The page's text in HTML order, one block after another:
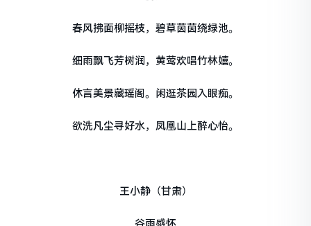
春风拂面柳摇枝，碧草茵茵绕绿池。
细雨飘飞芳树润，黄莺欢唱竹林嬉。
休言美景藏瑶阁。闲逛茶园入眼痴。
欲洗凡尘寻好水，凤凰山上醉心怡。
王小静（甘肃）